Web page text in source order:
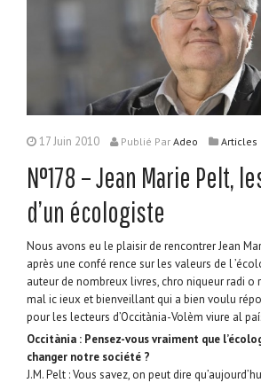
17 Juin 2010 Publié Par Adeo Articles
N°178 – Jean Marie Pelt,
d’un écologiste
Nous avons eu le plaisir de rencontrer Jean
après une confé rence sur les valeurs de l
auteur de nombreux livres, chro niqueur radi o
mal ic ieux et bienveillant qui a bien voulu
pour les lecteurs d’Occitània-Volèm viure al
Occitània : Pensez-vous vraiment que
changer notre société ?
J.M. Pelt : Vous savez, on peut dire